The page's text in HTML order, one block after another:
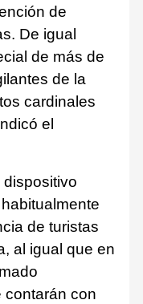
de
De igual
de más de
de la
cardinales
el
de turistas
al igual que en
contarán con